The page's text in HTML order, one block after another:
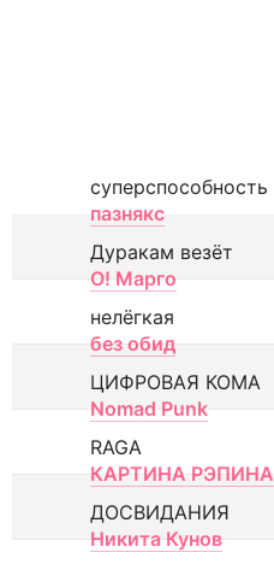
суперспособность
пазнякс
Дуракам везёт
О! Марго
нелёгкая
без обид
ЦИФРОВАЯ КОМА
Nomad Punk
RAGA
КАРТИНА РЭПИНА
ДОСВИДАНИЯ
Никита Кунов